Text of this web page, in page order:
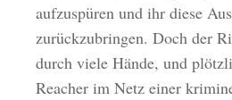
aufzuspüren und ihr diese
zurückzubringen. Doch der
durch viele Hände, und
Reacher im Netz einer